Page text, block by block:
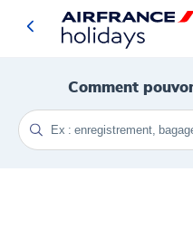
Comment